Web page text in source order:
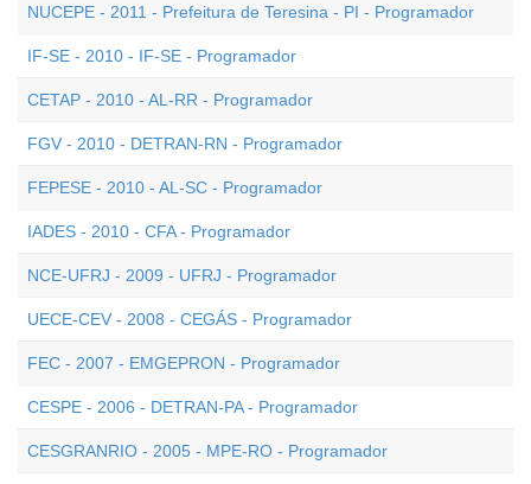
NUCEPE - 2011 - Prefeitura de Teresina - PI - Programador
IF-SE - 2010 - IF-SE - Programador
CETAP - 2010 - AL-RR - Programador
FGV - 2010 - DETRAN-RN - Programador
FEPESE - 2010 - AL-SC - Programador
IADES - 2010 - CFA - Programador
NCE-UFRJ - 2009 - UFRJ - Programador
UECE-CEV - 2008 - CEGÁS - Programador
FEC - 2007 - EMGEPRON - Programador
CESPE - 2006 - DETRAN-PA - Programador
CESGRANRIO - 2005 - MPE-RO - Programador